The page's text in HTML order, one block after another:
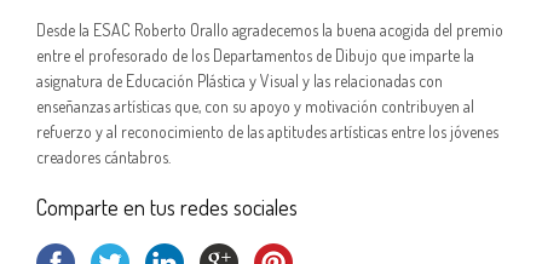
Desde la ESAC Roberto Orallo agradecemos la buena acogida del premio
entre el profesorado de los Departamentos de Dibujo que imparte la
asignatura de Educación Plástica y Visual y las relacionadas con
enseñanzas artísticas que, con su apoyo y motivación contribuyen al
refuerzo y al reconocimiento de las aptitudes artísticas entre los jóvenes
creadores cántabros.
Comparte en tus redes sociales